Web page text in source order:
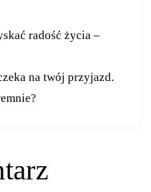
radość życia –
na twój przyjazd.